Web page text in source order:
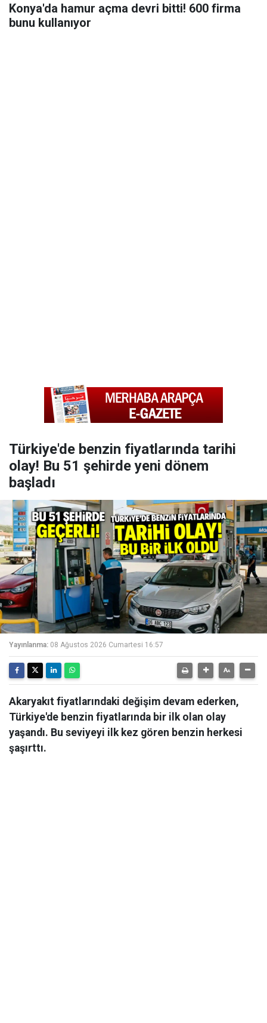
Konya'da hamur açma devri bitti! 600 firma
bunu kullanıyor
Türkiye'de benzin fiyatlarında tarihi
olay! Bu 51 şehirde yeni dönem
başladı
Yayınlanma: 08 Ağustos 2026 Cumartesi 16:57
Akaryakıt fiyatlarındaki değişim devam ederken,
Türkiye'de benzin fiyatlarında bir ilk olan olay
yaşandı. Bu seviyeyi ilk kez gören benzin herkesi
şaşırttı.